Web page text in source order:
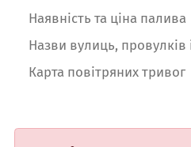
Наявність та ціна палива
Назви вулиць, провулків
Карта повітряних тривог